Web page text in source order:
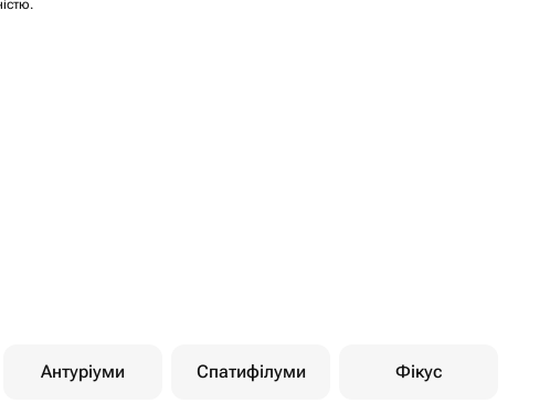
Антуріуми Спатифілуми Фікус